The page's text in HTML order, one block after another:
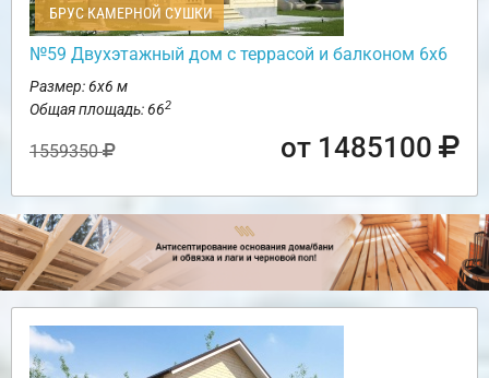
БРУС КАМЕРНОЙ СУШКИ
№59 Двухэтажный дом с террасой и балконом 6х6
Размер: 6х6 м
Общая площадь: 662
1559350 от 1485100